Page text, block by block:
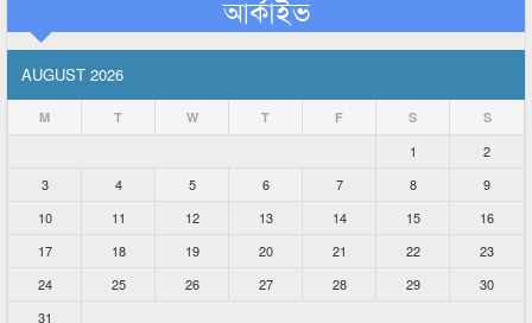
আর্কাইভ
AUGUST 2026
M T W T F S S
1
2
3
4 5 6 7 8
9
10
11 12 13 14 15
16
17
18 19 20 21 22
23
24
25 26 27 28 29
30
31